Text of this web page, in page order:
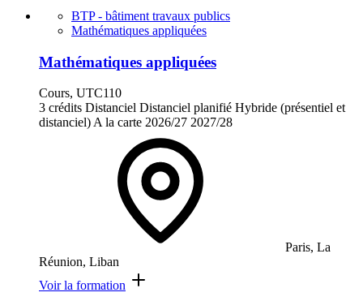
BTP - bâtiment travaux publics
Mathématiques appliquées
Mathématiques appliquées
Cours, UTC110
3 crédits Distanciel Distanciel planifié Hybride (présentiel et
distanciel) A la carte 2026/27 2027/28
Paris, La
Réunion, Liban
Voir la formation